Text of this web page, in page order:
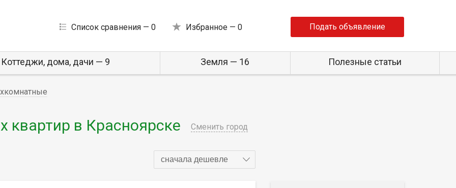
Список сравнения — 0 Избранное — 0 Подать объявление
Коттеджи, дома, дачи — 9 Земля — 16 Полезные статьи
в Красноярске Сменить город
сначала дешевле